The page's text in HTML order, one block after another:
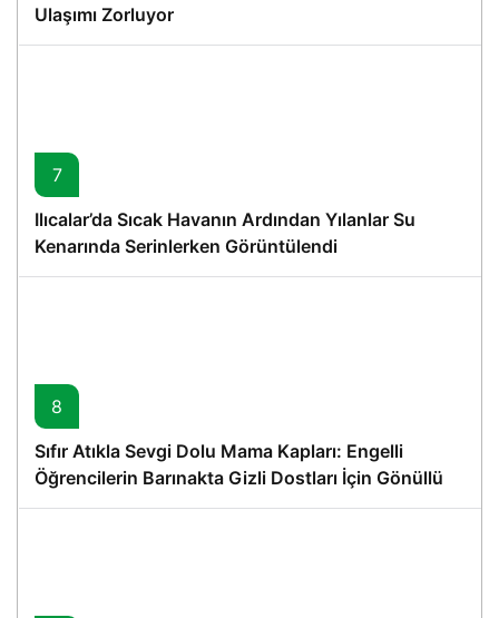
Ulaşımı Zorluyor
7
Ilıcalar’da Sıcak Havanın Ardından Yılanlar Su
Kenarında Serinlerken Görüntülendi
8
Sıfır Atıkla Sevgi Dolu Mama Kapları: Engelli
Öğrencilerin Barınakta Gizli Dostları İçin Gönüllü
Proje